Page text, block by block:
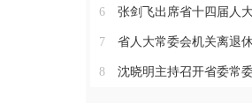
6 张剑飞出席省十四届人大财经
7 省人大常委会机关离退休干部职工党总支
8 沈晓明主持召开省委常